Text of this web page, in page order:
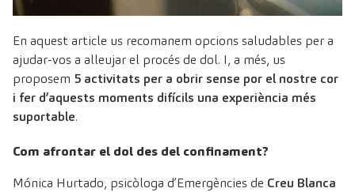
En aquest article us recomanem opcions saludables per a
ajudar-vos a alleujar el procés de dol. I, a més, us
proposem 5 activitats per a obrir sense por el nostre cor
i fer d’aquests moments difícils una experiència més
suportable.
Com afrontar el dol des del confinament?
Mónica Hurtado, psicòloga d’Emergències de Creu Blanca